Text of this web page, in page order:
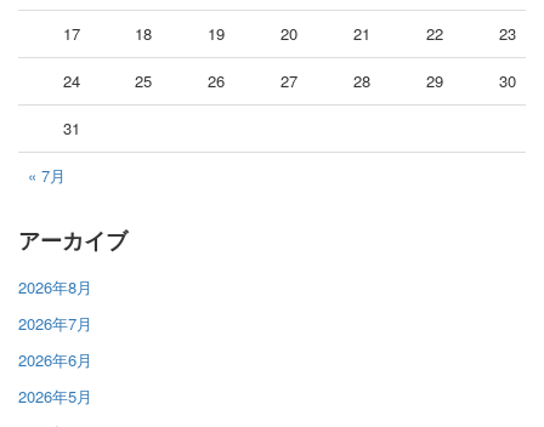
« 7月
17 18 19 20 21 22 23
24 25 26 27 28 29 30
31
アーカイブ
2026年8月
2026年7月
2026年6月
2026年5月